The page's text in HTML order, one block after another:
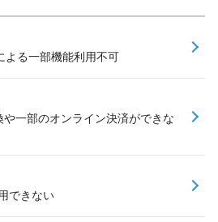
よる一部機能利用不可
や一部のオンライン決済ができな
できない